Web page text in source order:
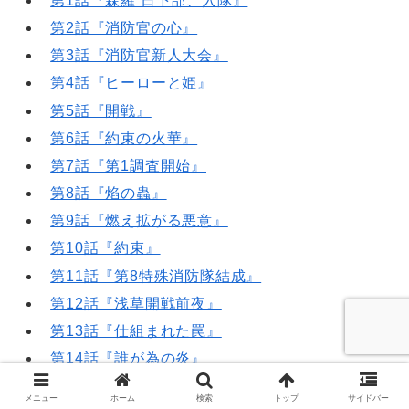
第2話『消防官の心』
第3話『消防官新人大会』
第4話『ヒーローと姫』
第5話『開戦』
第6話『約束の火華』
第7話『第1調査開始』
第8話『焰の蟲』
第9話『燃え拡がる悪意』
第10話『約束』
第11話『第8特殊消防隊結成』
第12話『浅草開戦前夜』
第13話『仕組まれた罠』
第14話『誰が為の炎』
第15話『鍛冶屋の夢』
メニュー ホーム 検索 トップ サイドバー